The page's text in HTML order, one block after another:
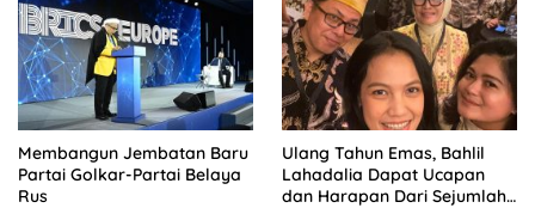
Membangun Jembatan Baru
Partai Golkar-Partai Belaya
Rus
Ulang Tahun Emas, Bahlil
Lahadalia Dapat Ucapan
dan Harapan Dari Sejumlah